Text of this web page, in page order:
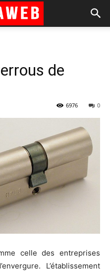
de
0
6976
celle des entreprises
L’établissement